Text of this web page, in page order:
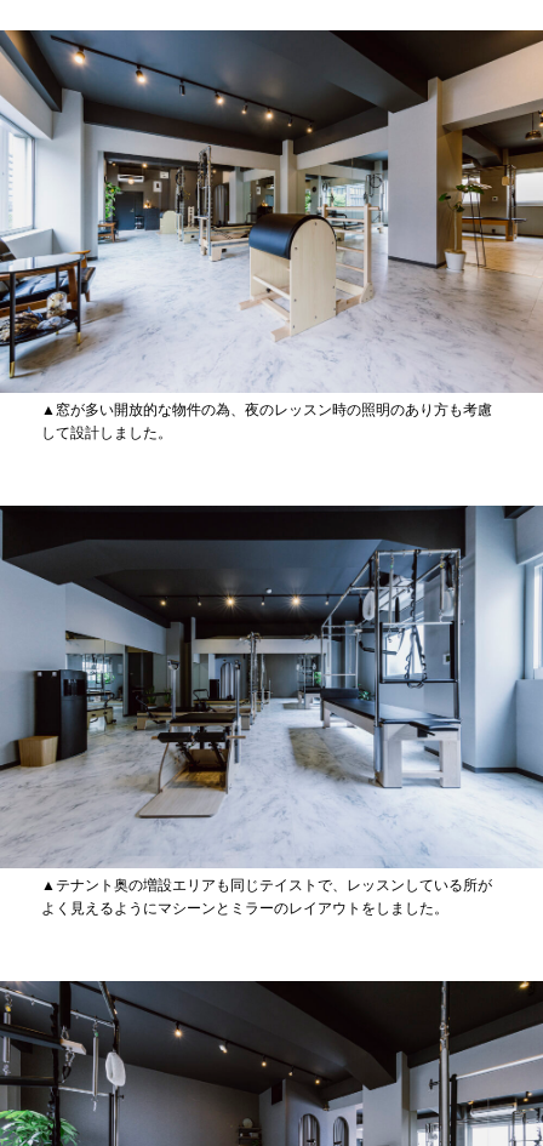
▲窓が多い開放的な物件の為、夜のレッスン時の照明のあり方も考慮
して設計しました。
▲テナント奥の増設エリアも同じテイストで、レッスンしている所が
よく見えるようにマシーンとミラーのレイアウトをしました。